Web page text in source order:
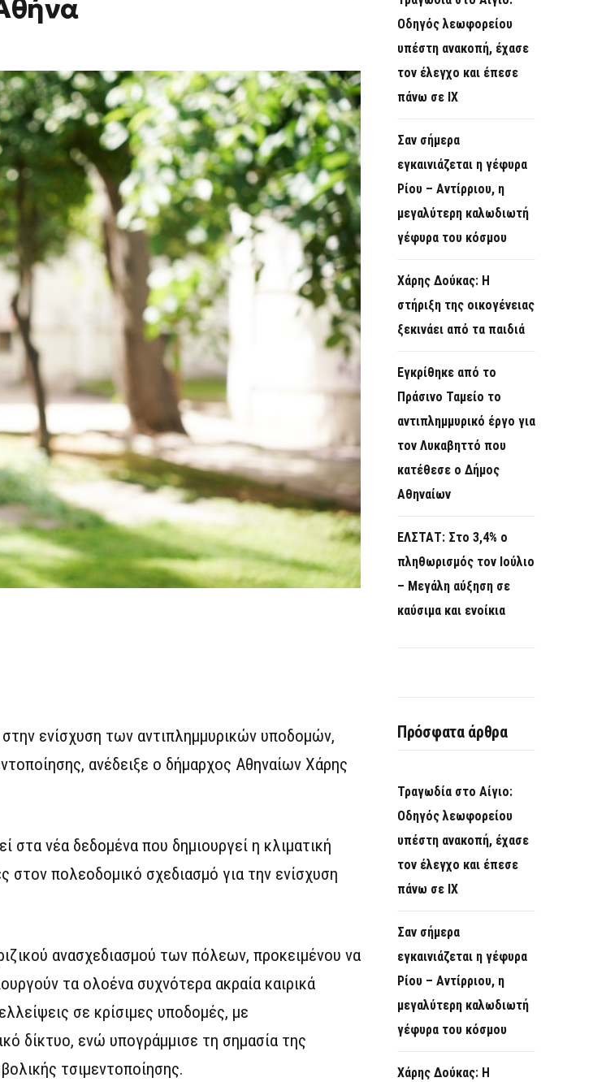
ενίσχυση των αντιπλημμυρικών υποδομών,
ανέδειξε ο δήμαρχος Αθηναίων Χάρης
νέα δεδομένα που δημιουργεί η κλιματική
στον πολεοδομικό σχεδιασμό για την ενίσχυση
ανασχεδιασμού των πόλεων, προκειμένου να
τα ολοένα συχνότερα ακραία καιρικά
σε κρίσιμες υποδομές, με
δίκτυο, ενώ υπογράμμισε τη σημασία της
τσιμεντοποίησης.
Οδηγός λεωφορείου
υπέστη ανακοπή, έχασε
τον έλεγχο και έπεσε
πάνω σε ΙΧ
Σαν σήμερα
εγκαινιάζεται η γέφυρα
Ρίου – Αντίρριου, η
μεγαλύτερη καλωδιωτή
γέφυρα του κόσμου
Χάρης Δούκας: Η
στήριξη της οικογένειας
ξεκινάει από τα παιδιά
Εγκρίθηκε από το
Πράσινο Ταμείο το
αντιπλημμυρικό έργο για
τον Λυκαβηττό που
κατέθεσε ο Δήμος
Αθηναίων
ΕΛΣΤΑΤ: Στο 3,4% ο
πληθωρισμός τον Ιούλιο
– Μεγάλη αύξηση σε
καύσιμα και ενοίκια
Πρόσφατα άρθρα
Τραγωδία στο Αίγιο:
Οδηγός λεωφορείου
υπέστη ανακοπή, έχασε
τον έλεγχο και έπεσε
πάνω σε ΙΧ
Σαν σήμερα
εγκαινιάζεται η γέφυρα
Ρίου – Αντίρριου, η
μεγαλύτερη καλωδιωτή
γέφυρα του κόσμου
Χάρης Δούκας: Η